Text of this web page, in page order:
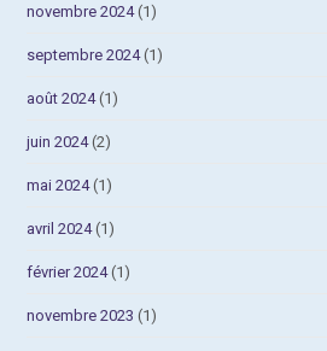
novembre 2024(1)
septembre 2024(1)
août 2024(1)
juin 2024(2)
mai 2024(1)
avril 2024(1)
février 2024(1)
novembre 2023 (1)